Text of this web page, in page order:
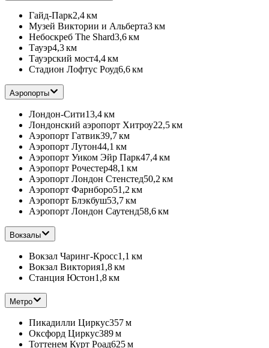
Гайд-Парк2,4 км
Музей Виктории и Альберта3 км
Небоскреб The Shard3,6 км
Тауэр4,3 км
Тауэрский мост4,4 км
Стадион Лофтус Роуд6,6 км
Аэропорты
Лондон-Сити13,4 км
Лондонский аэропорт Хитроу22,5 км
Аэропорт Гатвик39,7 км
Аэропорт Лутон44,1 км
Аэропорт Уиком Эйр Парк47,4 км
Аэропорт Рочестер48,1 км
Аэропорт Лондон Стенстед50,2 км
Аэропорт Фарнборо51,2 км
Аэропорт Блэкбуш53,7 км
Аэропорт Лондон Саутенд58,6 км
Вокзалы
Вокзал Чаринг-Кросс1,1 км
Вокзал Виктория1,8 км
Станция Юстон1,8 км
Метро
Пикадилли Циркус357 м
Оксфорд Циркус389 м
Тоттенем Курт Роад625 м